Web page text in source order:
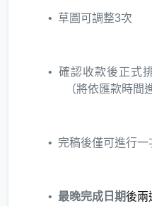
草圖可調整3次
確認收款後正式
（將依匯款時間
完稿後僅可進行一
最晚完成日期後兩